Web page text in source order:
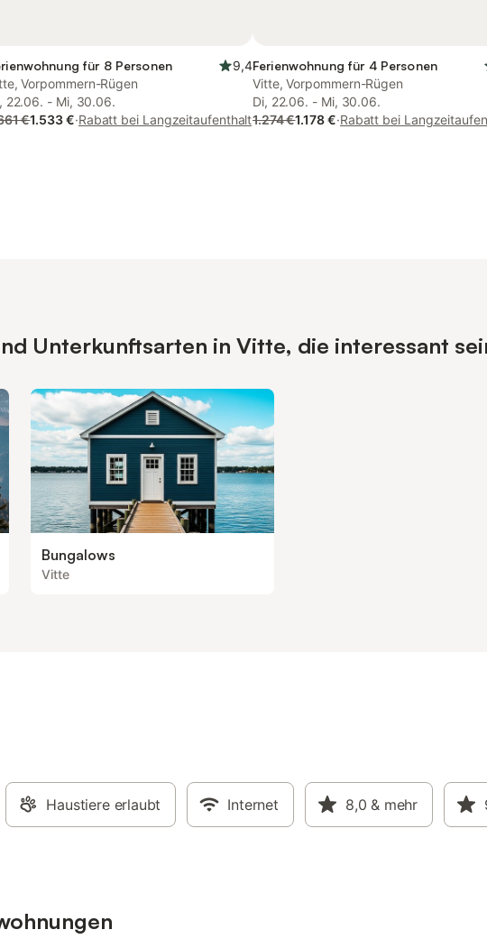
für 8 Personen
9,4
Vorpommern-Rügen
22.06. - Mi, 30.06.
€1.533 €·Rabatt bei Langzeitaufenthalt
Ferienwohnung für 4 Personen
Vitte, Vorpommern-Rügen
Di, 22.06. - Mi, 30.06.
1.274 €1.178 €·Rabatt bei
Unterkunftsarten in Vitte, die interessant
Bungalows
Vitte
Haustiere erlaubt Internet 8,0 & mehr